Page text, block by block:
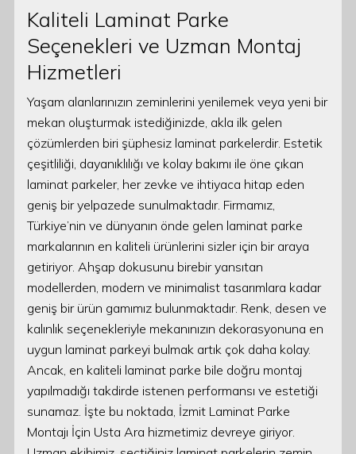
Kaliteli Laminat Parke
Seçenekleri ve Uzman Montaj
Hizmetleri
Yaşam alanlarınızın zeminlerini yenilemek veya yeni bir
mekan oluşturmak istediğinizde, akla ilk gelen
çözümlerden biri şüphesiz laminat parkelerdir. Estetik
çeşitliliği, dayanıklılığı ve kolay bakımı ile öne çıkan
laminat parkeler, her zevke ve ihtiyaca hitap eden
geniş bir yelpazede sunulmaktadır. Firmamız,
Türkiye’nin ve dünyanın önde gelen laminat parke
markalarının en kaliteli ürünlerini sizler için bir araya
getiriyor. Ahşap dokusunu birebir yansıtan
modellerden, modern ve minimalist tasarımlara kadar
geniş bir ürün gamımız bulunmaktadır. Renk, desen ve
kalınlık seçenekleriyle mekanınızın dekorasyonuna en
uygun laminat parkeyi bulmak artık çok daha kolay.
Ancak, en kaliteli laminat parke bile doğru montaj
yapılmadığı takdirde istenen performansı ve estetiği
sunamaz. İşte bu noktada, İzmit Laminat Parke
Montajı İçin Usta Ara hizmetimiz devreye giriyor.